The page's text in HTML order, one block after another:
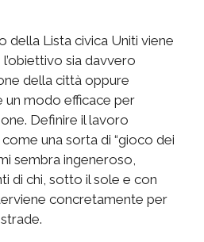
della Lista civica Uniti viene
sia davvero
della città oppure
modo efficace per
Definire il lavoro
una sorta di “gioco dei
sembra ingeneroso,
di chi, sotto il sole e con
concretamente per